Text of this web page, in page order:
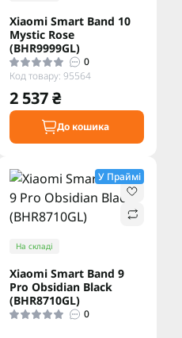
Xiaomi Smart Band 10
Mystic Rose
(BHR9999GL)
0
Код товару: 95564
2 537 ₴
До кошика
У Праймі
На складі
Xiaomi Smart Band 9
Pro Obsidian Black
(BHR8710GL)
0